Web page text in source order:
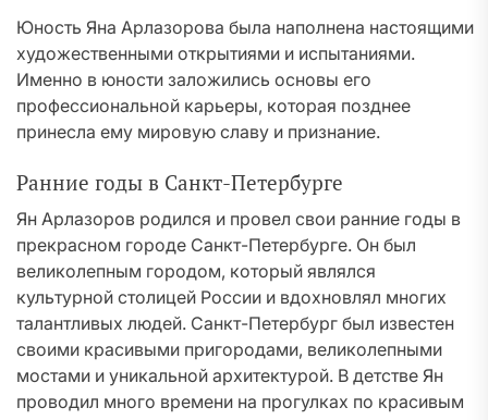
Юность Яна Арлазорова была наполнена настоящими
художественными открытиями и испытаниями.
Именно в юности заложились основы его
профессиональной карьеры, которая позднее
принесла ему мировую славу и признание.
Ранние годы в Санкт-Петербурге
Ян Арлазоров родился и провел свои ранние годы в
прекрасном городе Санкт-Петербурге. Он был
великолепным городом, который являлся
культурной столицей России и вдохновлял многих
талантливых людей. Санкт-Петербург был известен
своими красивыми пригородами, великолепными
мостами и уникальной архитектурой. В детстве Ян
проводил много времени на прогулках по красивым